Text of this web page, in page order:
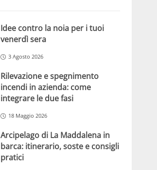
Idee contro la noia per i tuoi
venerdì sera
3 Agosto 2026
Rilevazione e spegnimento
incendi in azienda: come
integrare le due fasi
18 Maggio 2026
Arcipelago di La Maddalena in
barca: itinerario, soste e consigli
pratici